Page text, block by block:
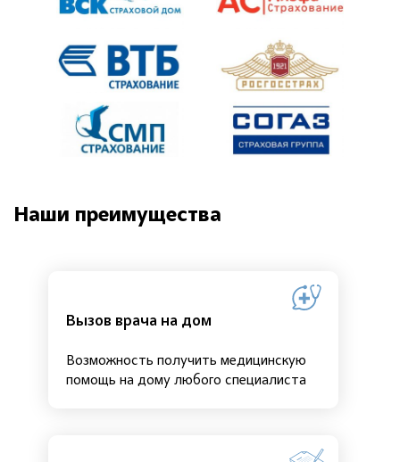
Наши преимущества
Вызов врача на дом
Возможность получить медицинскую
помощь на дому любого специалиста